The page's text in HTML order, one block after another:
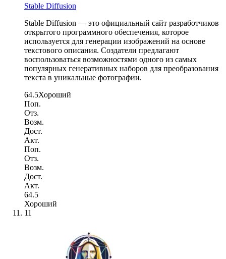
Stable Diffusion
Stable Diffusion — это официальный сайт разработчиков
открытого программного обеспечения, которое
используется для генерации изображений на основе
текстового описания. Создатели предлагают
воспользоваться возможностями одного из самых
популярных генеративных наборов для преобразования
текста в уникальные фотографии.
64.5Хороший
Поп.
Отз.
Возм.
Дост.
Акт.
Поп.
Отз.
Возм.
Дост.
Акт.
64.5
Хороший
11